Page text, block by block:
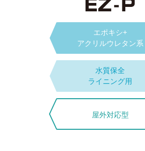
LS-1C工法
FRP用ガラスクロス1プライ
LS-EC工法
カーボンマット1プライ
LS-EC RE工法
チョップマット1プライ+カーボンマット1
エポキシ+
アクリルウレタン系
水質保全
ライニング用
屋外対応型
補強材2プライ積層＋エポキシ樹脂2回塗り
下水道事業団D種適合
ESY D工法
エポキシ樹脂3回塗り【耐有機酸仕様】
下水道事業団D種適合
EMSY D工法
特殊骨材入りエポキシ樹脂3回塗り
【耐有機酸仕様】
エポキシ+